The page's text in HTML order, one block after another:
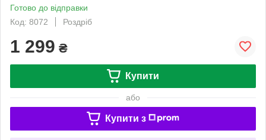
Готово до відправки
Код: 8072
Роздріб
1 299 ₴
Купити
або
Купити з